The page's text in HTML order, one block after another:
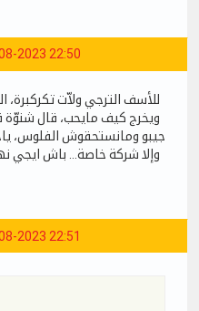
2023 22:50
للأسف الترجي ولاّت
ويخرج كيف مايحب، قال
جيبو ومانستحقوش الفلوس،
وإلا شركة خاصة… باش ايجي
2023 22:51